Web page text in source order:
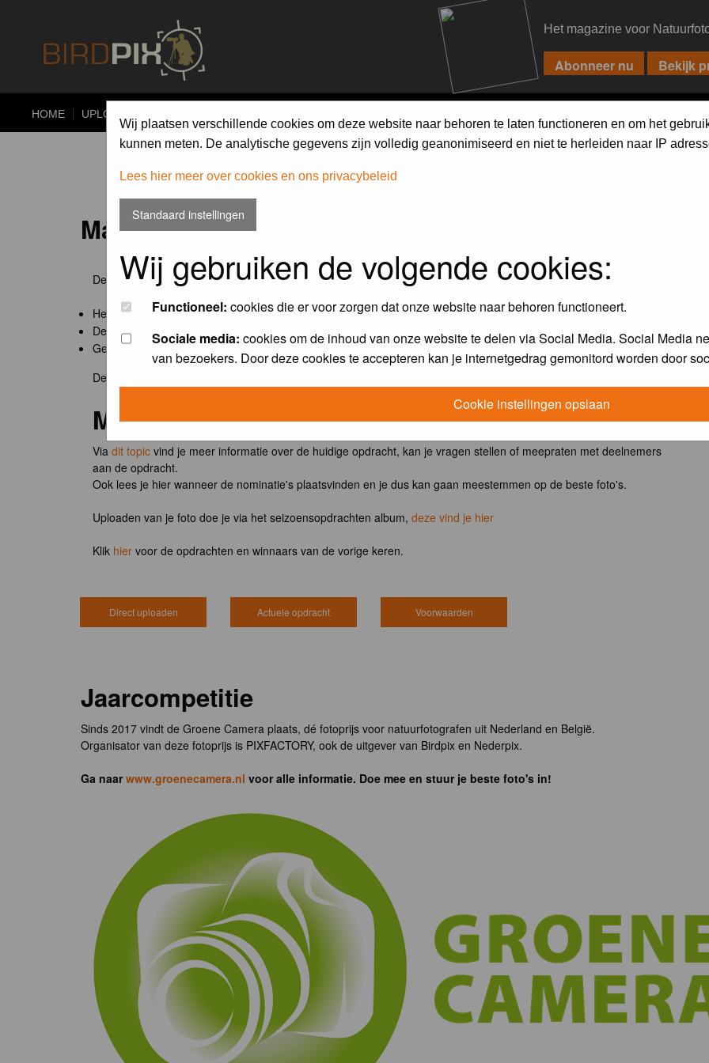
Het magazine voor
HOME UPLOAD
Wij plaatsen verschillende cookies om deze website naar behoren te laten functioneren en om het
kunnen meten. De analytische gegevens zijn volledig geanonimiseerd en niet te herleiden naar IP
Lees hier meer over cookies en ons privacybeleid
Standaard instellingen
Wij gebruiken de volgende cookies:
Functioneel: cookies die er voor zorgen dat onze website naar behoren functioneert.
Sociale media: cookies om de inhoud van onze website te delen via Social Media. Social Media
van bezoekers. Door deze cookies te accepteren kan je internetgedrag gemonitord worden door
Cookie instellingen opslaan
Maandopdracht 'lentekriebels'
De maandopdracht van Birdpix is een competitie voor en door de Birdpix fotografen community:
Het onderwerp van de opdracht wordt bepaald door de winnaar van de laatste maandopdracht
De community nomineert de winnaar.
Geregistreerde gebruikers van Birdpix kunnen onderdeze voorwaardendeelnemen.
De winnaar van de maandopdracht 'lentekriebels' ontvangt het boek
Meedoen?
Via dit topic vind je meer informatie over de huidige opdracht, kan je vragen stellen of meepraten met deelnemers
aan de opdracht.
Ook lees je hier wanneer de nominatie's plaatsvinden en je dus kan gaan meestemmen op de beste foto's.
Uploaden van je foto doe je via het seizoensopdrachten album, deze vind je hier
Klik hier voor de opdrachten en winnaars van de vorige keren.
Direct uploaden Actuele opdracht Voorwaarden
Jaarcompetitie
Sinds 2017 vindt de Groene Camera plaats, dé fotoprijs voor natuurfotografen uit Nederland en België.
Organisator van deze fotoprijs is PIXFACTORY, ook de uitgever van Birdpix en Nederpix.
Ga naarwww.groenecamera.nl voor alle informatie. Doe mee en stuur je beste foto's in!